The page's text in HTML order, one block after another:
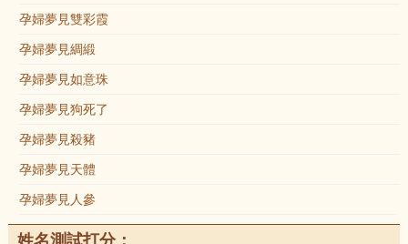
孕婦夢見雙彩霞
孕婦夢見綢緞
孕婦夢見如意珠
孕婦夢見狗死了
孕婦夢見殺豬
孕婦夢見天體
孕婦夢見人參
姓名測試打分：